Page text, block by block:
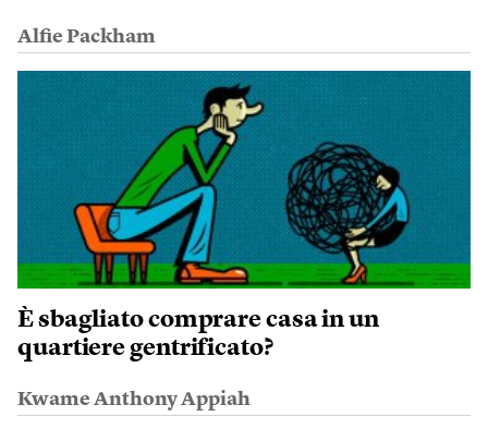
Alfie Packham
È sbagliato comprare casa in un
quartiere gentrificato?
Kwame Anthony Appiah